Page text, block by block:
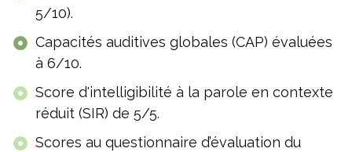
5/10).
Capacités auditives globales (CAP) évaluées
à 6/10.
Score d'intelligibilité à la parole en contexte
réduit (SIR) de 5/5.
Scores au questionnaire d’évaluation du